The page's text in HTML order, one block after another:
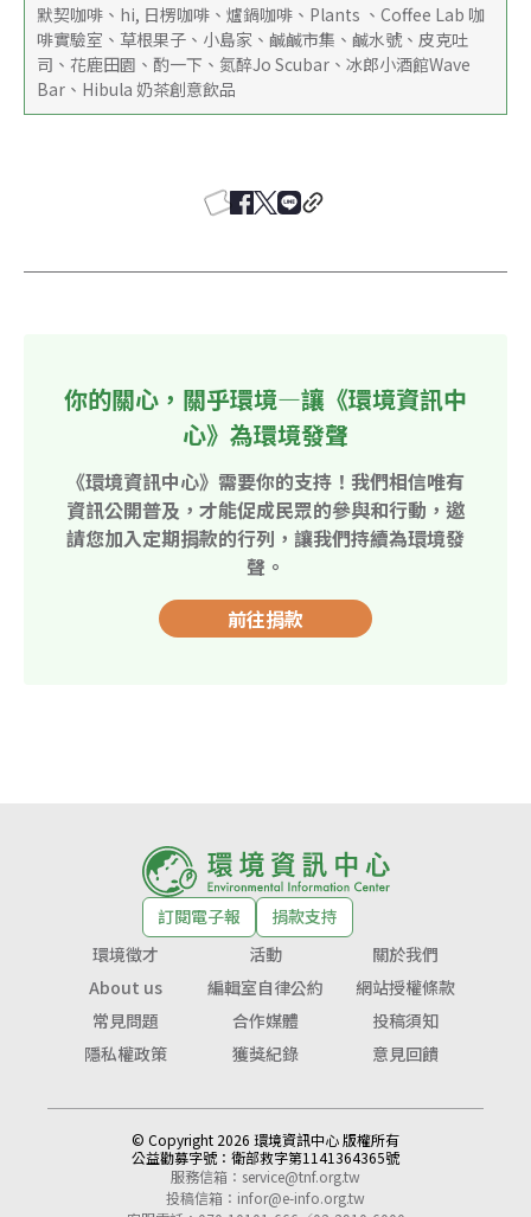
默契咖啡、hi, 日楞咖啡、爐鍋咖啡、Plants 、Coffee Lab 咖
啡實驗室、草根果子、小島家、鹹鹹市集、鹹水號、皮克吐
司、花鹿田園、酌一下、氮醉Jo Scubar、冰郎小酒館Wave
Bar、Hibula 奶茶創意飲品
你的關心，關乎環境—讓《環境資訊中
心》為環境發聲
《環境資訊中心》需要你的支持！我們相信唯有
資訊公開普及，才能促成民眾的參與和行動，邀
請您加入定期捐款的行列，讓我們持續為環境發
聲。
前往捐款
訂閱電子報
捐款支持
環境徵才
活動
關於我們
About us
編輯室自律公約
網站授權條款
常見問題
合作媒體
投稿須知
隱私權政策
獲獎紀錄 意見回饋
© Copyright 2026 環境資訊中心 版權所有
公益勸募字號： 衛部救字第1141364365號
服務信箱： service@tnf.org.tw
投稿信箱： infor@e-info.org.tw